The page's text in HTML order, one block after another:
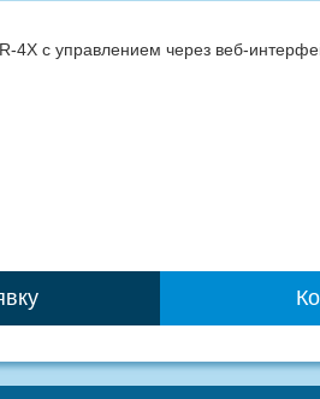
4X с управлением через веб-